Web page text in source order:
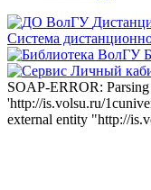
Система
SOAP-ERROR:
'http://is.volsu.ru/
external entity "http://